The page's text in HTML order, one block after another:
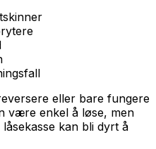
eller bare fungere
være enkel å løse, men
kan bli dyrt å